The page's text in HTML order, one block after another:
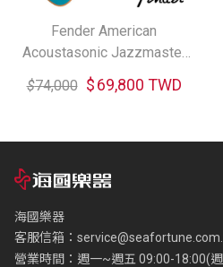
Fender American
Acoustasonic Jazzmaster
電木吉他
$74,000 $69,800 TWD
海國樂器
客服信箱：
營業時間：週一~週五 09:00-18:00(